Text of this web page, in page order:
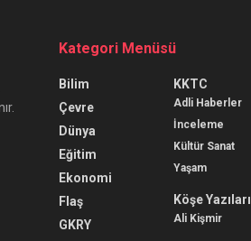
Kategori Menüsü
Bilim
Çevre
Dünya
Eğitim
Ekonomi
Flaş
GKRY
KKTC
Adli Haberler
İnceleme
Kültür Sanat
Yaşam
Köşe Yazıları
Ali Kişmir